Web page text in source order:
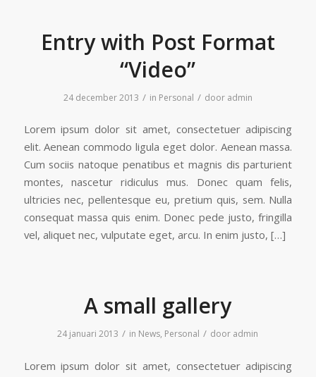
Entry with Post Format
“Video”
24 december 2013 / in Personal / door admin
Lorem ipsum dolor sit amet, consectetuer adipiscing
elit. Aenean commodo ligula eget dolor. Aenean massa.
Cum sociis natoque penatibus et magnis dis parturient
montes, nascetur ridiculus mus. Donec quam felis,
ultricies nec, pellentesque eu, pretium quis, sem. Nulla
consequat massa quis enim. Donec pede justo, fringilla
vel, aliquet nec, vulputate eget, arcu. In enim justo, […]
A small gallery
24 januari 2013 / in News, Personal / door admin
Lorem ipsum dolor sit amet, consectetuer adipiscing